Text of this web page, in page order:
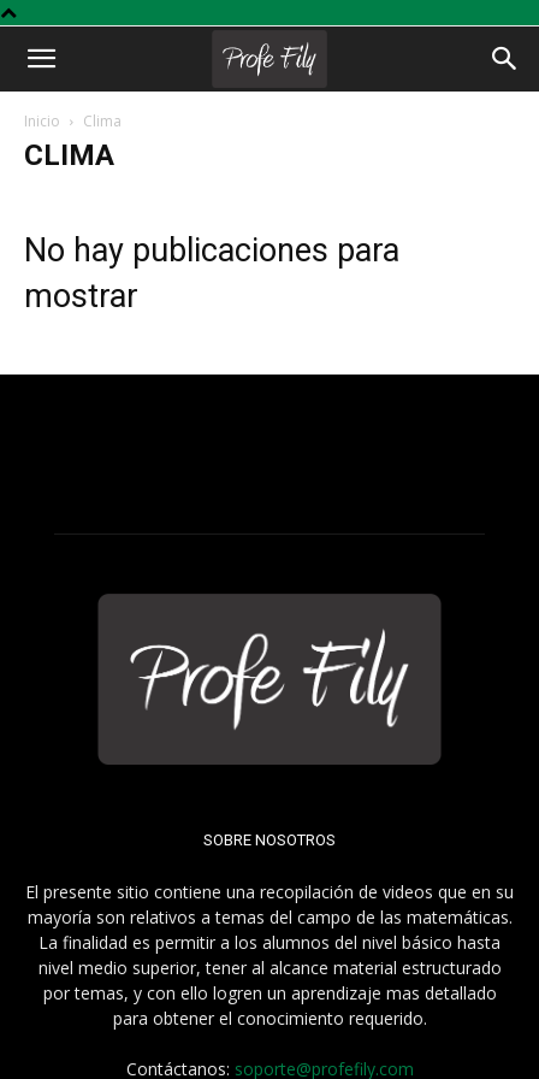
Profe
Inicio Clima
CLIMA
No hay publicaciones para
mostrar
SOBRE NOSOTROS
El presente sitio contiene una recopilación de videos que en su
mayoría son relativos a temas del campo de las matemáticas.
La finalidad es permitir a los alumnos del nivel básico hasta
nivel medio superior, tener al alcance material estructurado
por temas, y con ello logren un aprendizaje mas detallado
para obtener el conocimiento requerido.
Contáctanos: soporte@profefily.com